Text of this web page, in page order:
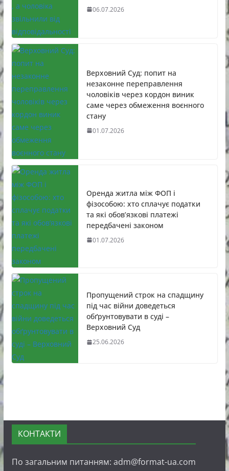
06.07.2026
Верховний Суд: попит на
незаконне переправлення
чоловіків через кордон виник
саме через обмеження воєнного
стану
01.07.2026
Оренда житла між ФОП і
фізособою: хто сплачує податки
та які обов’язкові платежі
передбачені законом
01.07.2026
Пропущений строк на спадщину
під час війни доведеться
обґрунтовувати в суді –
Верховний Суд
25.06.2026
КОНТАКТИ
По загальним питанням: adm@format-ua.com